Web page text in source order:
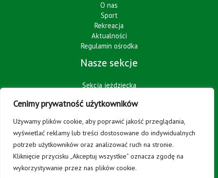
Cenimy prywatność użytkowników
Używamy plików cookie, aby poprawić jakość przeglądania,
wyświetlać reklamy lub treści dostosowane do indywidualnych
potrzeb użytkowników oraz analizować ruch na stronie.
Kliknięcie przycisku „Akceptuj wszystkie” oznacza zgodę na
wykorzystywanie przez nas plików cookie.
O nas
Sport
Rekreacja
Aktualności
Regulamin ośrodka
Nasze sekcje
Sekcja jeździecka
Sekcja kolarska
Dane kontaktowe:
W sprawach administracyjnych
prosimy o kontakt na adres:
biuro@wlkskrakus.pl